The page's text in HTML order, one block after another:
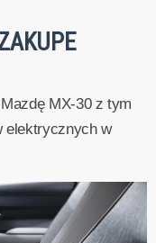
MX-30 z tym
elektrycznych w